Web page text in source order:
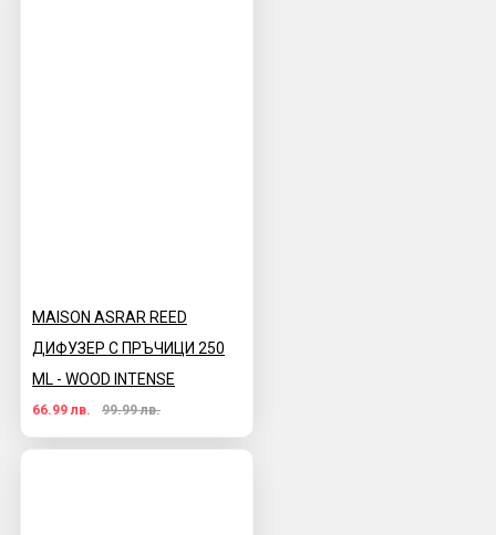
MAISON ASRAR REED
ДИФУЗЕР С ПРЪЧИЦИ 250
ML - WOOD INTENSE
66.99 лв. 99.99 лв.